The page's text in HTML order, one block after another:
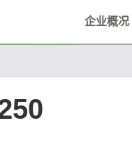
企业概况